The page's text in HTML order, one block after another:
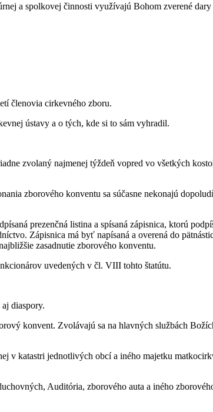
a spolkovej činnosti využívajú Bohom zverené dary
členovia cirkevného zboru.
ústavy a o tých, kde si to sám vyhradil.
zvolaný najmenej týždeň vopred vo všetkých
zborového konventu sa súčasne nekonajú
prezenčná listina a spísaná zápisnica, ktorú
Zápisnica má byť napísaná a overená do
zasadnutie zborového konventu.
uvedených v čl. VIII tohto štatútu.
diaspory.
konvent. Zvolávajú sa na hlavných službách
v katastri jednotlivých obcí a iného majetku
Auditória, zborového auta a iného